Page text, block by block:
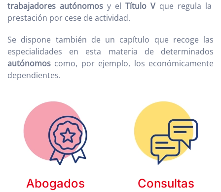
trabajadores autónomos y el Título V que regula la
prestación por cese de actividad.
Se dispone también de un capítulo que recoge las
especialidades en esta materia de determinados
autónomos como, por ejemplo, los económicamente
dependientes.
Abogados
Consultas